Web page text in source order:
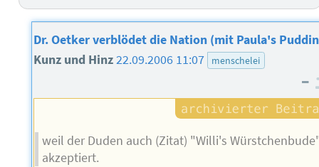
Dr. Oetker verblödet die Nation (mit Paula's
Kunz und Hinz22.09.2006 11:07 menschelei
–
weil der Duden auch (Zitat) "Willi's
akzeptiert.